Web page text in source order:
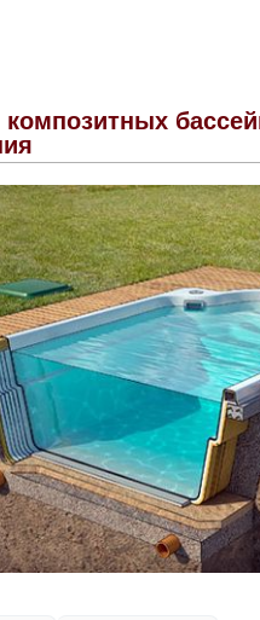
композитных